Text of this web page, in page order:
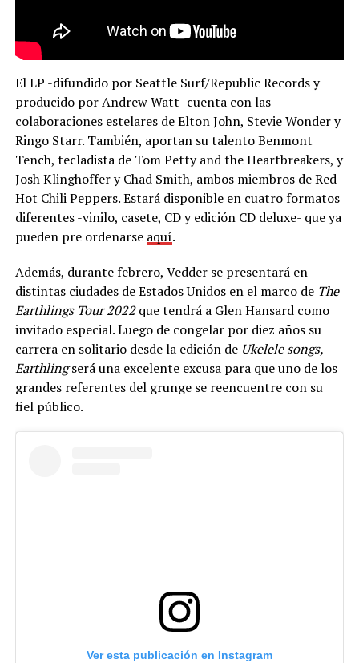
El LP -difundido por Seattle Surf/Republic Records y
producido por Andrew Watt- cuenta con las
colaboraciones estelares de Elton John, Stevie Wonder y
Ringo Starr. También, aportan su talento Benmont
Tench, tecladista de Tom Petty and the Heartbreakers, y
Josh Klinghoffer y Chad Smith, ambos miembros de Red
Hot Chili Peppers. Estará disponible en cuatro formatos
diferentes -vinilo, casete, CD y edición CD deluxe- que ya
pueden pre ordenarse aquí.
Además, durante febrero, Vedder se presentará en
distintas ciudades de Estados Unidos en el marco de The
Earthlings Tour 2022que tendrá a Glen Hansard como
invitado especial. Luego de congelar por diez años su
carrera en solitario desde la edición de Ukelele songs,
Earthlingserá una excelente excusa para que uno de los
grandes referentes del grunge se reencuentre con su
fiel público.
Ver esta publicación en Instagram